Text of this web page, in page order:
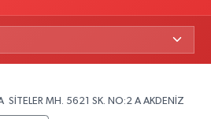
SİTELER MH. 5621 SK. NO:2 A AKDENİZ